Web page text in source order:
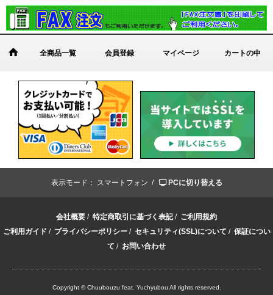
全商品一覧 会員登録 マイページ カートの中
表示モード： スマートフォン / PCに切り替える
会社概要 / 特定商取引に基づく表記/ ご利用規約
ご利用ガイド / プライバシーポリシー/ セキュリティ(SSL)について / 保証につい
て / お問い合わせ
Copyright © Chuubouzu feat. Yuchyubou All rights reserved.